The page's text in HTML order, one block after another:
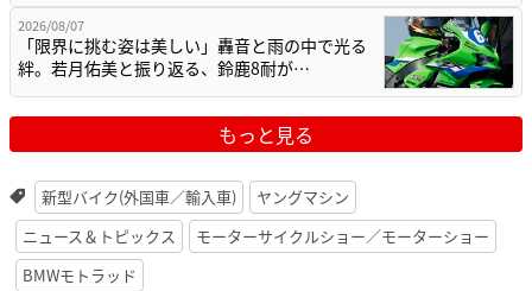
2026/08/07
「限界に挑む姿は美しい」轟音と雨の中で光る
絆。若月佑美と振り返る、鈴鹿8耐が…
もっと見る
新型バイク(外国車／輸入車)
ヤングマシン
ニュース＆トピックス
モーターサイクルショー／モーターショー
BMWモトラッド